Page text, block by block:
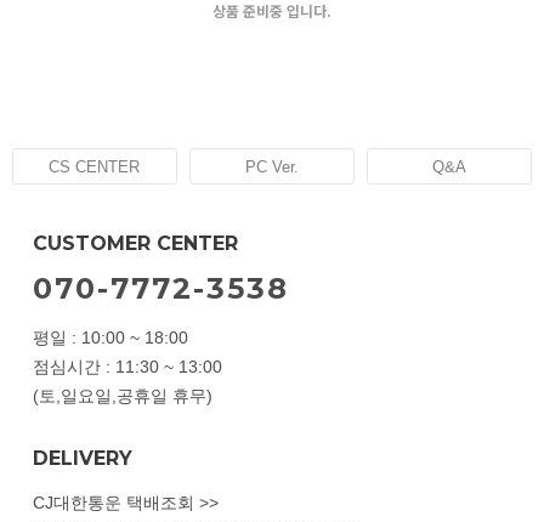
상품 준비중 입니다.
CS CENTER PC Ver. Q&A
CUSTOMER CENTER
070-7772-3538
평일 : 10:00 ~ 18:00
점심시간 : 11:30 ~ 13:00
(토,일요일,공휴일 휴무)
DELIVERY
CJ대한통운 택배조회 >>